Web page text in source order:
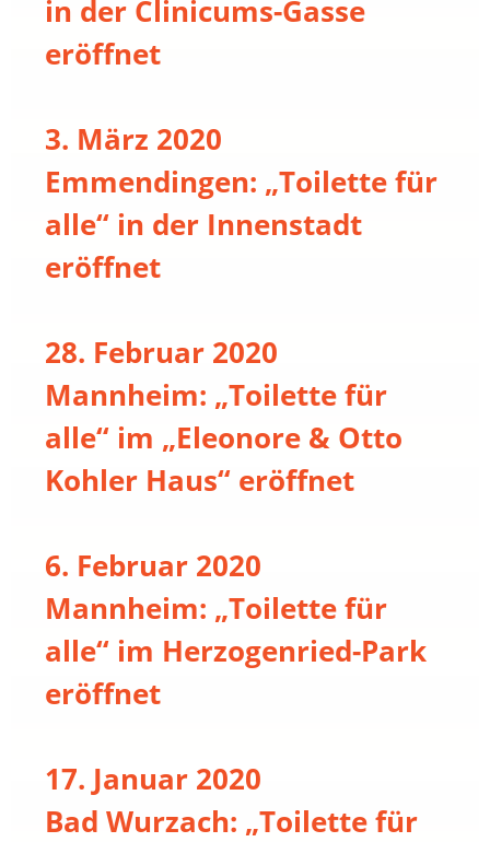
in der Clinicums-Gasse
eröffnet
3. März 2020
Emmendingen: „Toilette für
alle“ in der Innenstadt
eröffnet
28. Februar 2020
Mannheim: „Toilette für
alle“ im „Eleonore & Otto
Kohler Haus“ eröffnet
6. Februar 2020
Mannheim: „Toilette für
alle“ im Herzogenried-Park
eröffnet
17. Januar 2020
Bad Wurzach: „Toilette für